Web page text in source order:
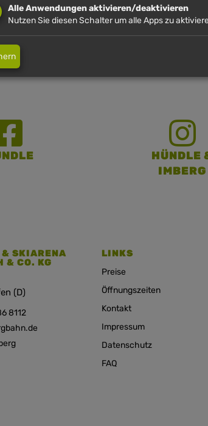
HÜNDLE
IMBERG
SKIARENA
& CO. KG
(D)
8112
LINKS
Preise
Öffnungszeiten
Kontakt
Impressum
Datenschutz
FAQ
Alle Anwendungen aktivieren/deaktivieren
Nutzen Sie diesen Schalter um alle Apps zu